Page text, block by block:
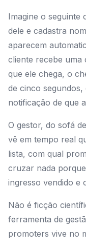
Imagine o seguinte
dele e cadastra
aparecem
cliente recebe
que ele chega, o
de cinco
notificação de que
O gestor, do sofá
vê em tempo real
lista, com qual
cruzar nada
ingresso vendido e
Não é ficção
ferramenta de
promoters vive no